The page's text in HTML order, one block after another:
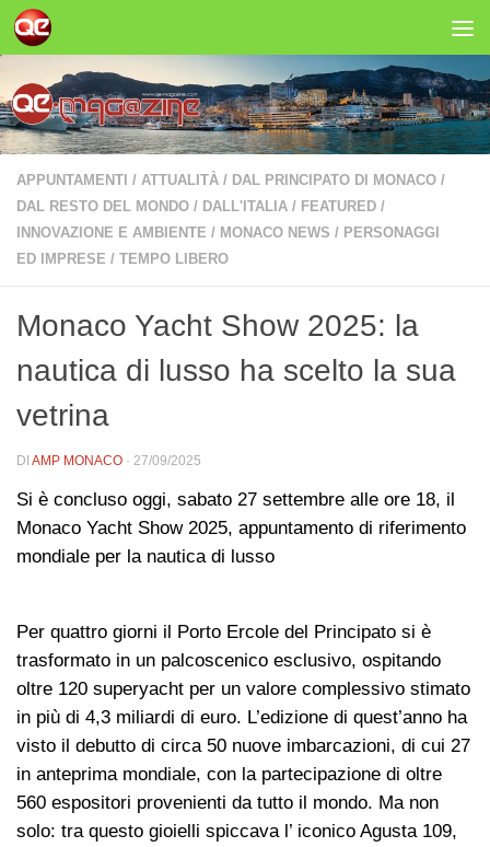
Salta al contenuto
APPUNTAMENTI / ATTUALITÀ / DAL PRINCIPATO DI MONACO /
DAL RESTO DEL MONDO / DALL'ITALIA / FEATURED /
INNOVAZIONE E AMBIENTE / MONACO NEWS / PERSONAGGI
ED IMPRESE / TEMPO LIBERO
Monaco Yacht Show 2025: la
nautica di lusso ha scelto la sua
vetrina
DI AMP MONACO · 27/09/2025
Si è concluso oggi, sabato 27 settembre alle ore 18, il
Monaco Yacht Show 2025, appuntamento di riferimento
mondiale per la nautica di lusso
Per quattro giorni il Porto Ercole del Principato si è
trasformato in un palcoscenico esclusivo, ospitando
oltre 120 superyacht per un valore complessivo stimato
in più di 4,3 miliardi di euro. L’edizione di quest’anno ha
visto il debutto di circa 50 nuove imbarcazioni, di cui 27
in anteprima mondiale, con la partecipazione di oltre
560 espositori provenienti da tutto il mondo. Ma non
solo: tra questo gioielli spiccava l’ iconico Agusta 109,